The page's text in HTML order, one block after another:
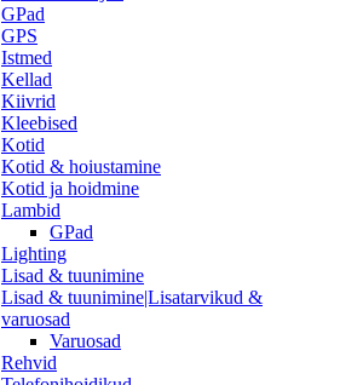
GPad
GPS
Istmed
Kellad
Kiivrid
Kleebised
Kotid
Kotid & hoiustamine
Kotid ja hoidmine
Lambid
GPad
Lighting
Lisad & tuunimine
Lisad & tuunimine|Lisatarvikud &
varuosad
Varuosad
Rehvid